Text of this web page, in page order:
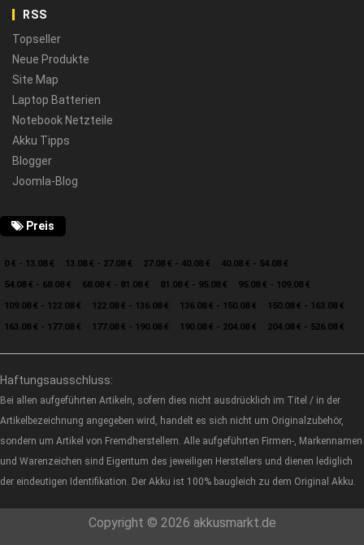
RSS
Topseller
Neue Produkte
Site Map
Laptop Batterien
Notebook Netzteile
Akku Tipps
Blogger
Joomla-Blog
Preis
0 € - 13.08 € 13.08 € - 27.08 € 27.08 € - 40.08 €
40.08 € - 54.08 €
54.08 € - 68.08 €
68.08 € - 81.08 € 81.08 € - 95.08 €
95.08 € - 109.08 €
109.08 € - 122.08 €
122.08 € - 136.08 € 136.08 € - 150.08 €
150.08 € - 163.08 €
163.08 € - 177.08 €
177.08 € - 190.08 € 190.08 € - 204.08 € 204.08 € - 526.08 €
Haftungsausschluss:
Bei allen aufgeführten Artikeln, sofern dies nicht ausdrücklich im Titel / in der
Artikelbezeichnung angegeben wird, handelt es sich nicht um Originalzubehör,
sondern um Artikel von Fremdherstellern. Alle aufgeführten Firmen-, Markennamen
und Warenzeichen sind Eigentum des jeweiligen Herstellers und dienen lediglich
der eindeutigen Identifikation. Der Akku ist 100% baugleich zu dem Original Akku.
Copyright © 2026 akkusmarkt.de